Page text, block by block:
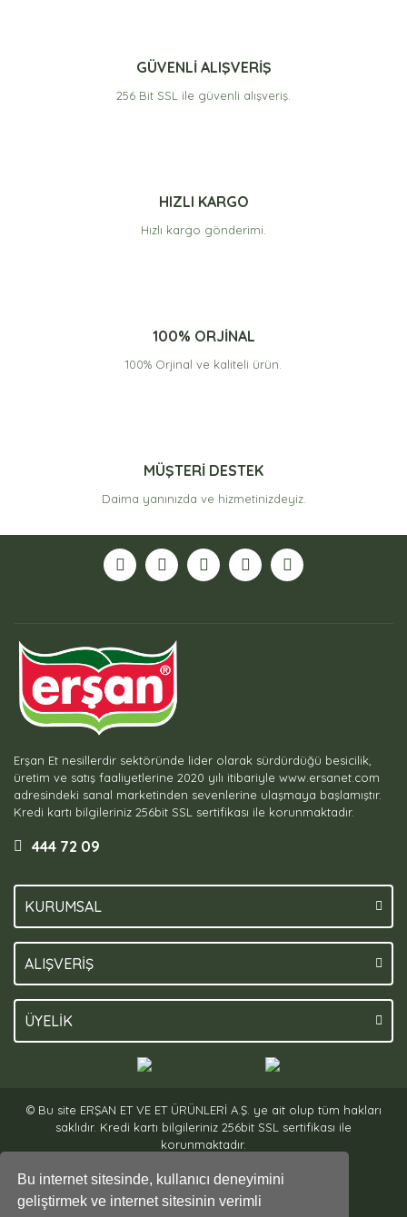
Bu internet sitesinde, kullanıcı deneyimini
geliştirmek ve internet sitesinin verimli
GÜVENLİ ALIŞVERİŞ
256 Bit SSL ile güvenli alışveriş.
HIZLI KARGO
Hızlı kargo gönderimi.
100% ORJİNAL
100% Orjinal ve kaliteli ürün.
MÜŞTERİ DESTEK
Daima yanınızda ve hizmetinizdeyiz.
Erşan Et nesillerdir sektöründe lider olarak sürdürdüğü besicilik,
üretim ve satış faaliyetlerine 2020 yılı itibariyle www.ersanet.com
adresindeki sanal marketinden sevenlerine ulaşmaya başlamıştır.
Kredi kartı bilgileriniz 256bit SSL sertifikası ile korunmaktadır.
444 72 09
KURUMSAL
ALIŞVERİŞ
ÜYELİK
© Bu site ERŞAN ET VE ET ÜRÜNLERİ A.Ş. ye ait olup tüm hakları
saklıdır. Kredi kartı bilgileriniz 256bit SSL sertifikası ile
korunmaktadır.